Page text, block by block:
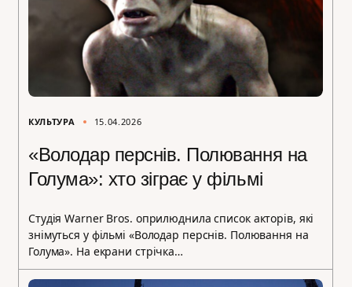
КУЛЬТУРА 15.04.2026
«Володар перснів. Полювання на
Голума»: хто зіграє у фільмі
Студія Warner Bros. оприлюднила список акторів, які
знімуться у фільмі «Володар перснів. Полювання на
Голума». На екрани стрічка…